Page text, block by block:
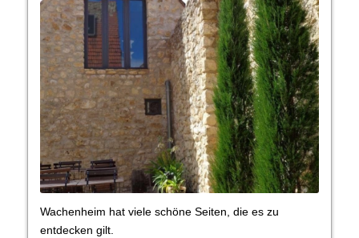
Wachenheim hat viele schöne Seiten, die es zu
entdecken gilt.